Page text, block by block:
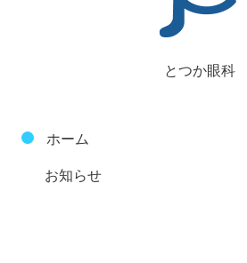
とつか眼科
ホーム
お知らせ